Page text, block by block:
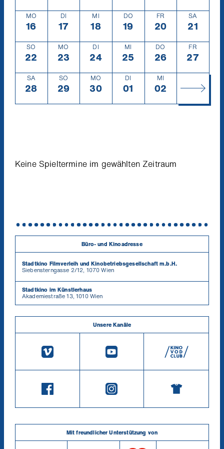
MO
Montag
16.9.
16
DI
Dienstag
17.9.
17
MI
Mittwoch
18.9.
18
DO
Donnerstag
19.9.
19
FR
Freitag
20.9.
20
SA
21.9.
21
SO
Sonntag
22.9.
22
MO
Montag
23.9.
23
DI
Dienstag
24.9.
24
MI
Mittwoch
25.9.
25
DO
Donnerstag
26.9.
26
FR
Freitag
27.9.
27
SA
Samstag
28.9.
28
SO
Sonntag
29.9.
29
MO
Montag
30.9.
30
DI
Dienstag
1.10.
01
MI
Mittwoch
2.10.
02
Keine Spieltermine im gewählten Zeitraum
Büro- und Kinoadresse
Stadtkino Filmverleih und Kinobetriebsgesellschaft m.b.H.
Siebensterngasse 2/12, 1070 Wien
Stadtkino im Künstlerhaus
Akademiestraße 13, 1010 Wien
Unsere Kanäle
Mit freundlicher Unterstützung von